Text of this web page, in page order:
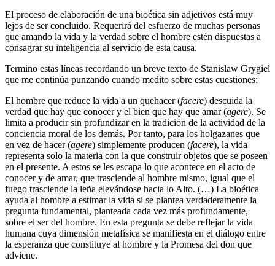
El proceso de elaboración de una bioética sin adjetivos está muy
lejos de ser concluido. Requerirá del esfuerzo de muchas personas
que amando la vida y la verdad sobre el hombre estén dispuestas a
consagrar su inteligencia al servicio de esta causa.
Termino estas líneas recordando un breve texto de Stanislaw Grygiel
que me continúa punzando cuando medito sobre estas cuestiones:
El hombre que reduce la vida a un quehacer (facere) descuida la
verdad que hay que conocer y el bien que hay que amar (agere). Se
limita a producir sin profundizar en la tradición de la actividad de la
conciencia moral de los demás. Por tanto, para los holgazanes que
en vez de hacer (agere) simplemente producen (facere), la vida
representa solo la materia con la que construir objetos que se poseen
en el presente. A estos se les escapa lo que acontece en el acto de
conocer y de amar, que trasciende al hombre mismo, igual que el
fuego trasciende la leña elevándose hacia lo Alto. (…) La bioética
ayuda al hombre a estimar la vida si se plantea verdaderamente la
pregunta fundamental, planteada cada vez más profundamente,
sobre el ser del hombre. En esta pregunta se debe reflejar la vida
humana cuya dimensión metafísica se manifiesta en el diálogo entre
la esperanza que constituye al hombre y la Promesa del don que
adviene.